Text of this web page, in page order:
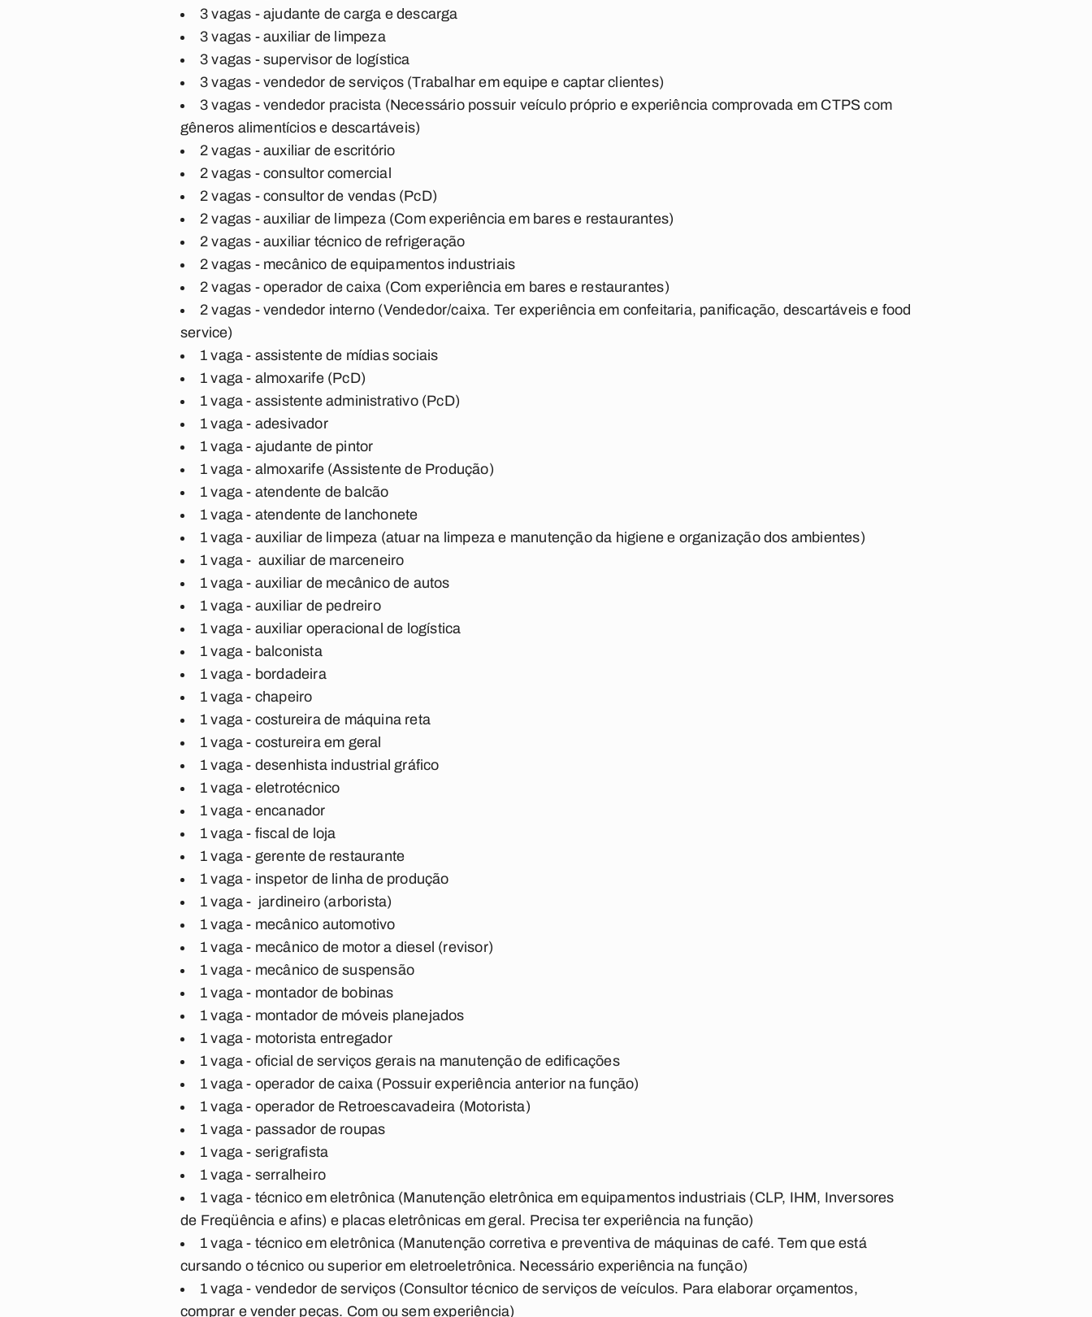
3 vagas - ajudante de carga e descarga
3 vagas - auxiliar de limpeza
3 vagas - supervisor de logística
3 vagas - vendedor de serviços (Trabalhar em equipe e captar clientes)
3 vagas - vendedor pracista (Necessário possuir veículo próprio e experiência comprovada em CTPS com
gêneros alimentícios e descartáveis)
2 vagas - auxiliar de escritório
2 vagas - consultor comercial
2 vagas - consultor de vendas (PcD)
2 vagas - auxiliar de limpeza (Com experiência em bares e restaurantes)
2 vagas - auxiliar técnico de refrigeração
2 vagas - mecânico de equipamentos industriais
2 vagas - operador de caixa (Com experiência em bares e restaurantes)
2 vagas - vendedor interno (Vendedor/caixa. Ter experiência em confeitaria, panificação, descartáveis e food
service)
1 vaga - assistente de mídias sociais
1 vaga - almoxarife (PcD)
1 vaga - assistente administrativo (PcD)
1 vaga - adesivador
1 vaga - ajudante de pintor
1 vaga - almoxarife (Assistente de Produção)
1 vaga - atendente de balcão
1 vaga - atendente de lanchonete
1 vaga - auxiliar de limpeza (atuar na limpeza e manutenção da higiene e organização dos ambientes)
1 vaga - auxiliar de marceneiro
1 vaga - auxiliar de mecânico de autos
1 vaga - auxiliar de pedreiro
1 vaga - auxiliar operacional de logística
1 vaga - balconista
1 vaga - bordadeira
1 vaga - chapeiro
1 vaga - costureira de máquina reta
1 vaga - costureira em geral
1 vaga - desenhista industrial gráfico
1 vaga - eletrotécnico
1 vaga - encanador
1 vaga - fiscal de loja
1 vaga - gerente de restaurante
1 vaga - inspetor de linha de produção
1 vaga - jardineiro (arborista)
1 vaga - mecânico automotivo
1 vaga - mecânico de motor a diesel (revisor)
1 vaga - mecânico de suspensão
1 vaga - montador de bobinas
1 vaga - montador de móveis planejados
1 vaga - motorista entregador
1 vaga - oficial de serviços gerais na manutenção de edificações
1 vaga - operador de caixa (Possuir experiência anterior na função)
1 vaga - operador de Retroescavadeira (Motorista)
1 vaga - passador de roupas
1 vaga - serigrafista
1 vaga - serralheiro
1 vaga - técnico em eletrônica (Manutenção eletrônica em equipamentos industriais (CLP, IHM, Inversores
de Freqüência e afins) e placas eletrônicas em geral. Precisa ter experiência na função)
1 vaga - técnico em eletrônica (Manutenção corretiva e preventiva de máquinas de café. Tem que está
cursando o técnico ou superior em eletroeletrônica. Necessário experiência na função)
1 vaga - vendedor de serviços (Consultor técnico de serviços de veículos. Para elaborar orçamentos,
comprar e vender peças. Com ou sem experiência)